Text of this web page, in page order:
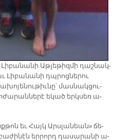
Աթ­լե­թիզ­մի դաշ­նակ­
Լի­բա­նա­նի դպրոց­նե­րու
մաս­նակ­ցու­
ե­կած երկ­սեռ ա­
եւ Հայկ Արս­լա­նեան» ճե­
եր­րորդ դա­սա­րա­նի ա­